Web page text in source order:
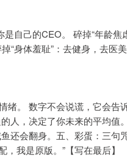
是自己的CEO。 碎掉“年龄
“身体羞耻”：去健身，去医
绪。 数字不会说谎，它会
人，决定了你未来的平均
还会翻身。五、彩蛋：三句
，我是原版。”【写在最后】